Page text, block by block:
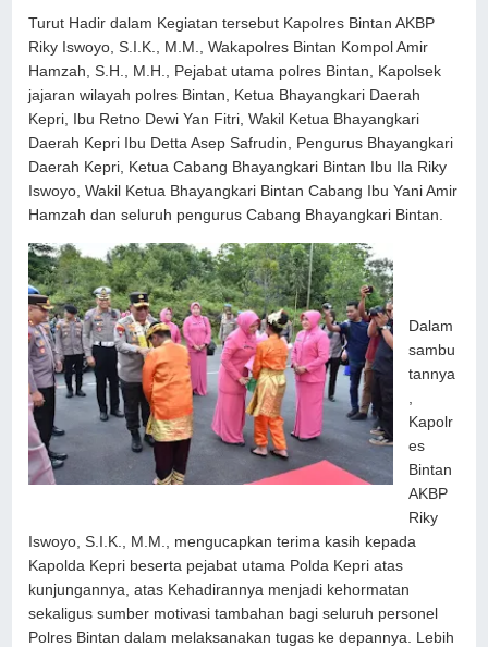
Turut Hadir dalam Kegiatan tersebut Kapolres Bintan AKBP
Riky Iswoyo, S.I.K., M.M., Wakapolres Bintan Kompol Amir
Hamzah, S.H., M.H., Pejabat utama polres Bintan, Kapolsek
jajaran wilayah polres Bintan, Ketua Bhayangkari Daerah
Kepri, Ibu Retno Dewi Yan Fitri, Wakil Ketua Bhayangkari
Daerah Kepri Ibu Detta Asep Safrudin, Pengurus Bhayangkari
Daerah Kepri, Ketua Cabang Bhayangkari Bintan Ibu Ila Riky
Iswoyo, Wakil Ketua Bhayangkari Bintan Cabang Ibu Yani Amir
Hamzah dan seluruh pengurus Cabang Bhayangkari Bintan.
Dalam
sambu
tannya
Kapolr
es
Bintan
AKBP
Riky
Iswoyo, S.I.K., M.M., mengucapkan terima kasih kepada
Kapolda Kepri beserta pejabat utama Polda Kepri atas
kunjungannya, atas Kehadirannya menjadi kehormatan
sekaligus sumber motivasi tambahan bagi seluruh personel
Polres Bintan dalam melaksanakan tugas ke depannya. Lebih